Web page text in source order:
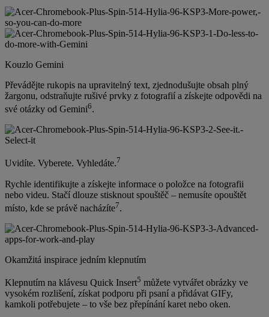
Kouzlo Gemini
Převádějte rukopis na upravitelný text, zjednodušujte obsah plný
žargonu, odstraňujte rušivé prvky z fotografií a získejte odpovědi na
své otázky od Gemini6.
Uvidíte. Vyberete. Vyhledáte.7
Rychle identifikujte a získejte informace o položce na fotografii
nebo videu. Stačí dlouze stisknout spouštěč – nemusíte opouštět
místo, kde se právě nacházíte7.
Okamžitá inspirace jedním klepnutím
Klepnutím na klávesu Quick Insert5 můžete vytvářet obrázky ve
vysokém rozlišení, získat podporu při psaní a přidávat GIFy,
kamkoli potřebujete – to vše bez přepínání karet nebo oken.